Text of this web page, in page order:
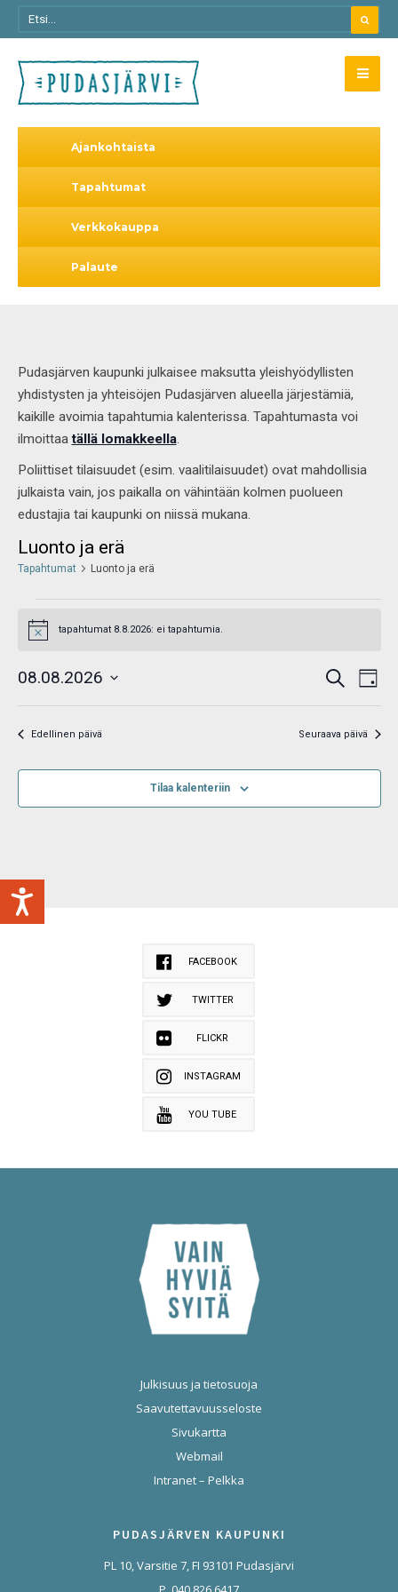
Ajankohtaista
Tapahtumat
Verkkokauppa
Palaute
Pudasjärven kaupunki julkaisee maksutta yleishyödyllisten
yhdistysten ja yhteisöjen Pudasjärven alueella järjestämiä,
kaikille avoimia tapahtumia kalenterissa. Tapahtumasta voi
ilmoittaatällä lomakkeella.
Poliittiset tilaisuudet (esim. vaalitilaisuudet) ovat mahdollisia
julkaista vain, jos paikalla on vähintään kolmen puolueen
edustajia tai kaupunki on niissä mukana.
Luonto ja erä
Tapahtumat Luonto ja erä
Notice tapahtumat 8.8.2026: ei tapahtumia.
Tapahtumat
Etsi
Näkymät
Etsi
Päivä
08.08.2026
Valitse
päivä.Edellinen päivä Seuraava päivä
Tilaa kalenteriin
FACEBOOK
TWITTER
FLICKR
INSTAGRAM
YOU TUBE
Julkisuus ja tietosuoja
Saavutettavuusseloste
Sivukartta
Webmail
Intranet – Pelkka
PUDASJÄRVEN KAUPUNKI
PL 10, Varsitie 7, FI 93101 Pudasjärvi